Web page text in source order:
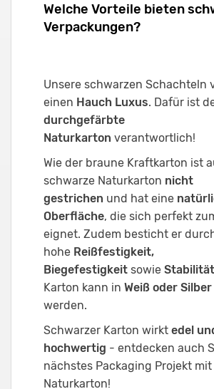
Welche Vorteile bieten
Verpackungen?
Unsere schwarzen Schachteln
einen Hauch Luxus. Dafür ist
durchgefärbte
Naturkarton verantwortlich!
Wie der braune Kraftkarton ist
schwarze Naturkarton nicht
gestrichen und hat eine
Oberfläche, die sich perfekt
eignet. Zudem besticht er
hohe Reißfestigkeit,
Biegefestigkeit sowie Stabilität
Karton kann in Weiß oder Silber
werden.
Schwarzer Karton wirkt edel
hochwertig - entdecken auch
nächstes Packaging Projekt
Naturkarton!